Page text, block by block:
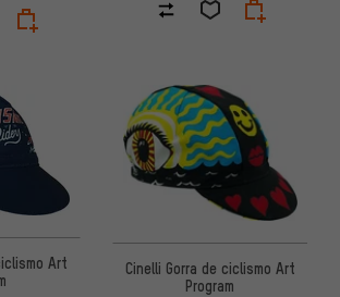
Art
Cinelli Gorra de ciclismo Art
Program